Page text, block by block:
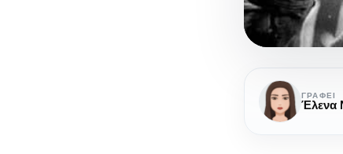
ψυχισμός
ΓΡΆΦΕΙ
Έλενα